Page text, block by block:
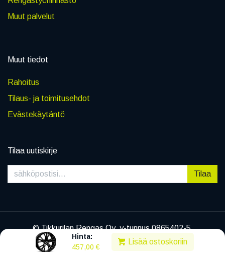
Hinta:
457,00 €
Lisää ostoskoriin
Muut palvelut
Muut tiedot
Rahoitus
Tilaus- ja toimitusehdot
Evästekäytäntö
Tilaa uutiskirje
Tilaa
© Tikkurilan Rengas Oy, y-tunnus 0865402-5
|Tietosuojaseloste